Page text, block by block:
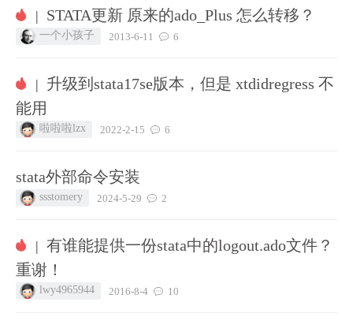
| STATA更新 原来的ado_Plus 怎么转移？
一个小孩子 2013-6-11 6
| 升级到stata17se版本，但是 xtdidregress 不
能用
啦啦啦lzx 2022-2-15 6
stata外部命令安装
ssstomery 2024-5-29 2
| 有谁能提供一份stata中的logout.ado文件？
重谢！
lwy4965944 2016-8-4 10